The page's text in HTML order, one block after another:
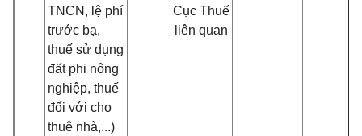
TNCN, lệ phí
trước bạ,
thuế sử dụng
đất phi nông
nghiệp, thuế
đối với cho
thuê nhà,...)
Cục Thuế
liên quan